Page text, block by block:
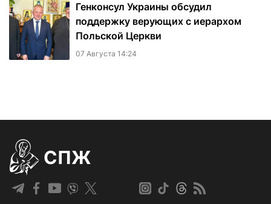
Генконсул Украины обсудил
поддержку верующих с иерархом
Польской Церкви
07 Августа 14:24
СПЖ